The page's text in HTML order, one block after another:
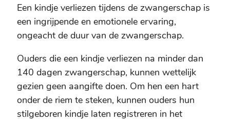
Een kindje verliezen tijdens de zwangerschap is
een ingrijpende en emotionele ervaring,
ongeacht de duur van de zwangerschap.
Ouders die een kindje verliezen na minder dan
140 dagen zwangerschap, kunnen wettelijk
gezien geen aangifte doen. Om hen een hart
onder de riem te steken, kunnen ouders hun
stilgeboren kindje laten registreren in het